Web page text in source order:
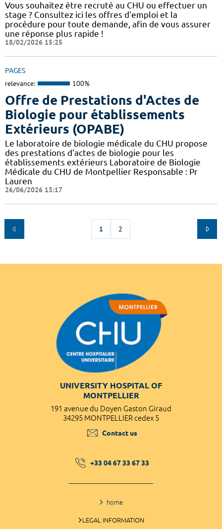
Vous souhaitez être recruté au CHU ou effectuer un
stage ? Consultez ici les offres d'emploi et la
procédure pour toute demande, afin de vous assurer
une réponse plus rapide !
18/02/2026 15:25
PAGES
relevance: 100%
Offre de Prestations d'Actes de
Biologie pour établissements
Extérieurs (OPABE)
Le laboratoire de biologie médicale du CHU propose
des prestations d'actes de biologie pour les
établissements extérieurs Laboratoire de Biologie
Médicale du CHU de Montpellier Responsable : Pr
Lauren
26/06/2026 13:17
1 2
UNIVERSITY HOSPITAL OF
MONTPELLIER
191 avenue du Doyen Gaston Giraud
34295 MONTPELLIER cedex 5
Contact us
+33 04 67 33 67 33
home
LEGAL INFORMATION